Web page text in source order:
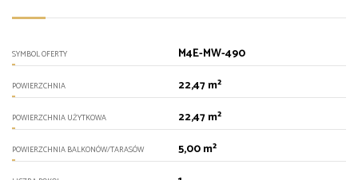
SYMBOL OFERTY M4E-MW-490
POWIERZCHNIA 22,47 m²
POWIERZCHNIA UŻYTKOWA 22,47 m²
POWIERZCHNIA BALKONÓW/TARASÓW 5,00 m²